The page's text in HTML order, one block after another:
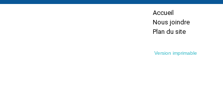
Accueil
Nous joindre
Plan du site
Version imprimable